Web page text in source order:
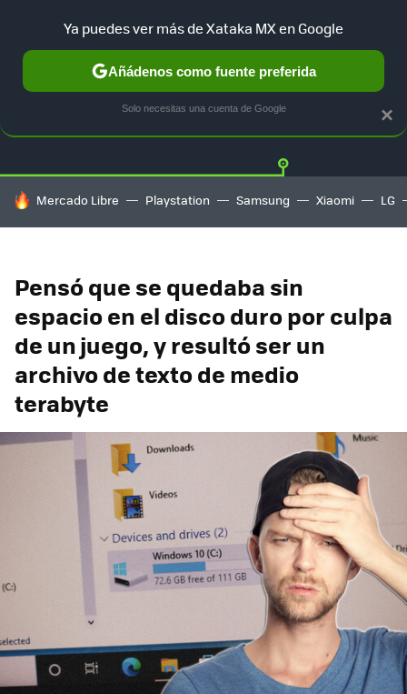
Twitter
HOY SE HABLA DE
Mercado Libre Playstation Samsung Xiaomi LG
Pensó que se quedaba sin
espacio en el disco duro por culpa
de un juego, y resultó ser un
archivo de texto de medio
terabyte
×
Ya puedes ver más de Xataka MX en Google
Añádenos como fuente preferida
Solo necesitas una cuenta de Google